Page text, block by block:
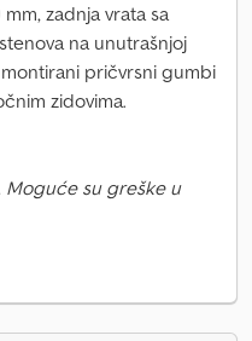
zadnja vrata sa
na unutrašnjoj
pričvrsni gumbi
zidovima.
Moguće su greške u